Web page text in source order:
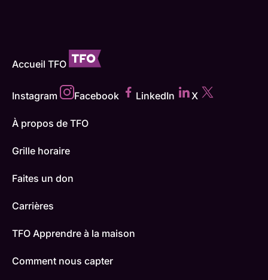
Accueil TFO
Instagram Facebook LinkedIn X
À propos de TFO
Grille horaire
Faites un don
Carrières
TFO Apprendre à la maison
Comment nous capter